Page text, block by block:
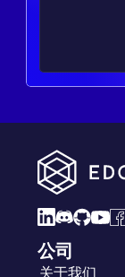
公司
关于我们